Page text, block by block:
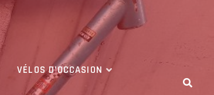
VÉLOS D’OCCASION